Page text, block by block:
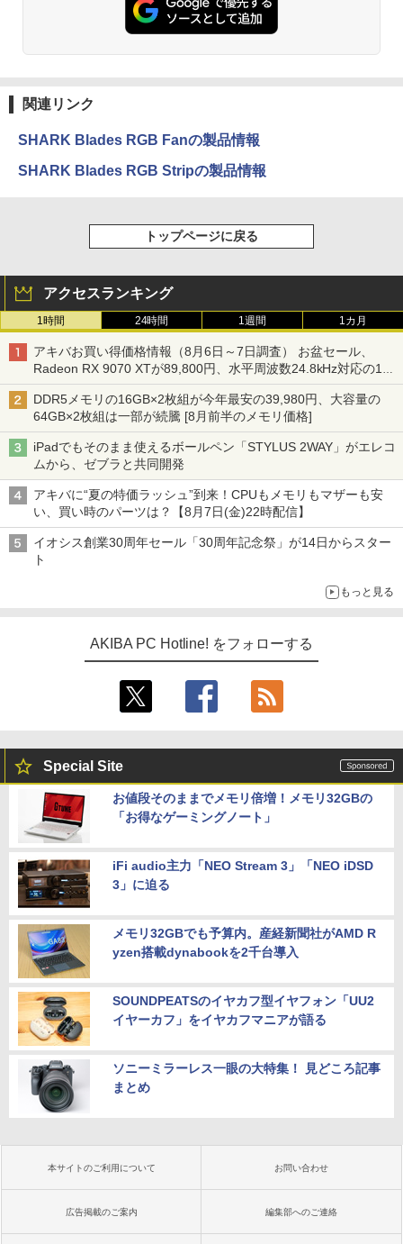
関連リンク
SHARK Blades RGB Fanの製品情報
SHARK Blades RGB Stripの製品情報
トップページに戻る
アクセスランキング
1時間 24時間 1週間 1カ月
アキバお買い得価格情報（8月6日～7日調査） お盆セール、
Radeon RX 9070 XTが89,800円、水平周波数24.8kHz対応の17
型モニターが9,801円、暑さ指数連動セール ほか
DDR5メモリの16GB×2枚組が今年最安の39,980円、大容量の
64GB×2枚組は一部が続騰 [8月前半のメモリ価格]
iPadでもそのまま使えるボールペン「STYLUS 2WAY」がエレコ
ムから、ゼブラと共同開発
アキバに“夏の特価ラッシュ”到来！CPUもメモリもマザーも安
い、買い時のパーツは？【8月7日(金)22時配信】
イオシス創業30周年セール「30周年記念祭」が14日からスター
ト
もっと見る
AKIBA PC Hotline! をフォローする
Special Site
お値段そのままでメモリ倍増！メモリ32GBの
「お得なゲーミングノート」
iFi audio主力「NEO Stream 3」「NEO iDSD
3」に迫る
メモリ32GBでも予算内。産経新聞社がAMD R
yzen搭載dynabookを2千台導入
SOUNDPEATSのイヤカフ型イヤフォン「UU2
イヤーカフ」をイヤカフマニアが語る
ソニーミラーレス一眼の大特集！ 見どころ記事
まとめ
本サイトのご利用について お問い合わせ
広告掲載のご案内 編集部へのご連絡